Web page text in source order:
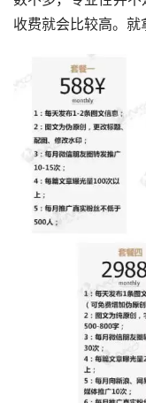
收费就会比较高。就